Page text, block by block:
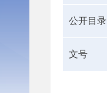
公开目录
文号